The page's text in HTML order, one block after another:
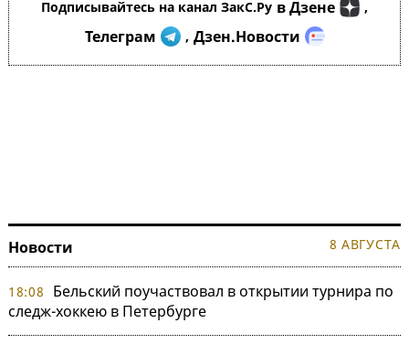
Подписывайтесь на канал ЗакС.Ру в Дзене ,
Телеграм , Дзен.Новости
Новости 8 АВГУСТА
18:08
Бельский поучаствовал в открытии турнира по
следж-хоккею в Петербурге